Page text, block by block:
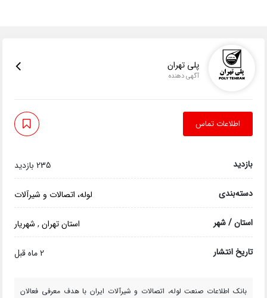
پلی تهران
آگهی دهنده
اطلاعات تماس
بازدید 235 بازدید
دسته‌بندی لوله، اتصالات و شیرآلات
استان / شهر استان تهران, شهریار
تاریخ انتشار 2 ماه قبل
بانک اطلاعات صنعت لوله، اتصالات و شیرآلات ایران با هدف معرفی فعالان